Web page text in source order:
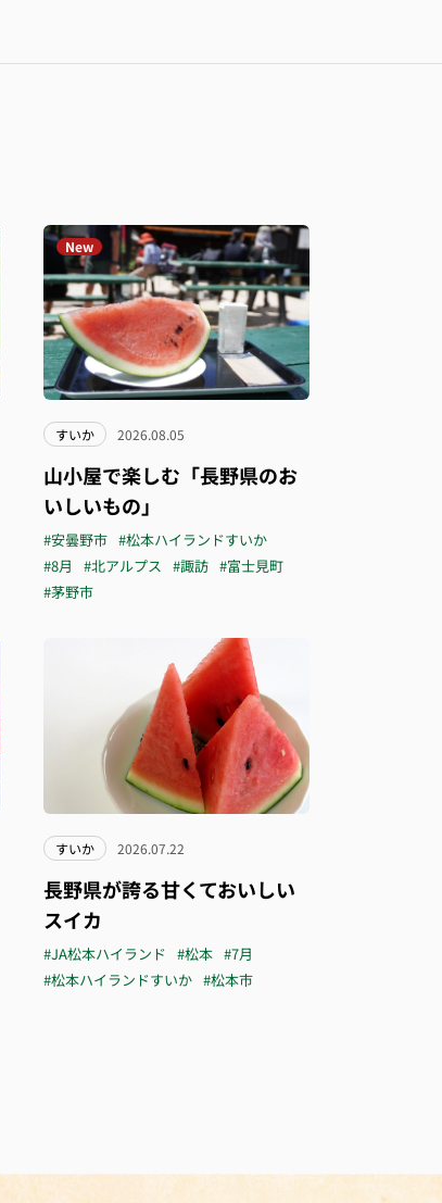
New
すいか 2026.08.05
山小屋で楽しむ「長野県のお
いしいもの」
#安曇野市 #松本ハイランドすいか
#8月
#北アルプス #諏訪 #富士見町
#茅野市
すいか 2026.07.22
長野県が誇る甘くておいしい
スイカ
#JA松本ハイランド #松本 #7月
#松本ハイランドすいか #松本市